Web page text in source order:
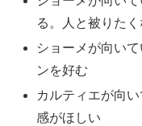
る。人と被りたく
ショーメが向い
ンを好む
カルティエが向
感がほしい